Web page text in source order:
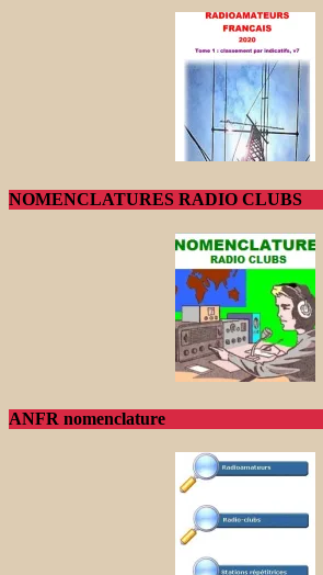
NOMENCLATURES RADIO CLUBS
ANFR nomenclature